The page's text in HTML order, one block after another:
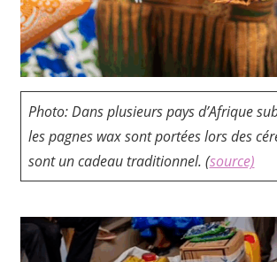
Photo: Dans plusieurs pays d’Afrique
les pagnes wax sont portées lors des
sont un cadeau traditionnel. (source)